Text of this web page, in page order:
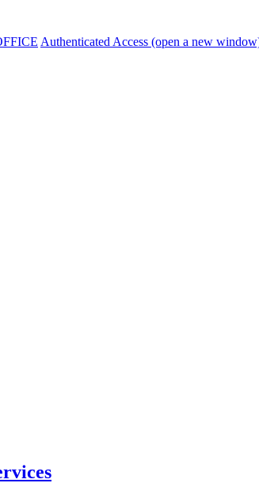
Authenticated Access (open a new